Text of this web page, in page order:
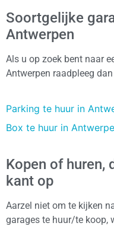
Soortgelijke
Antwerpen
Als u op zoek bent naar
Antwerpen raadpleeg
Parking te huur in
Box te huur in
Kopen of huren,
kant op
Aarzel niet om te kijken
garages te huur/te koop,